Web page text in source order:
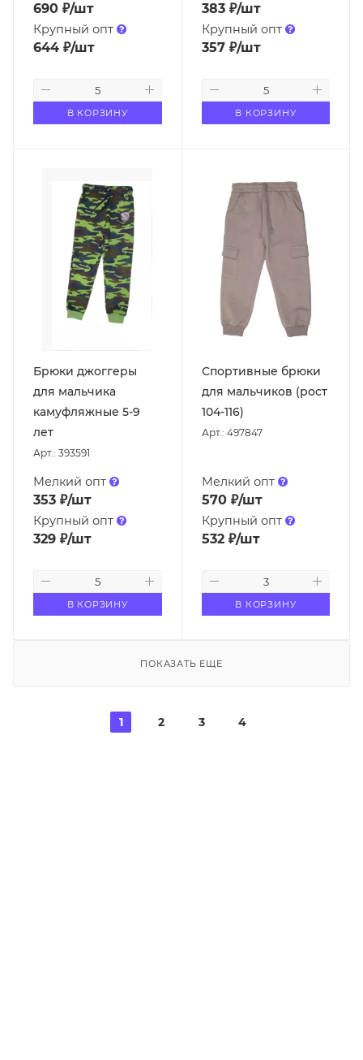
690 ₽/шт
Крупный опт
644 ₽/шт
В КОРЗИНУ
383₽/шт
Крупный опт
357₽/шт
В КОРЗИНУ
Брюки джоггеры
для мальчика
камуфляжные 5-9
лет
Арт.: 393591
Мелкий опт
353 ₽/шт
Крупный опт
329 ₽/шт
В КОРЗИНУ
Спортивные брюки
для мальчиков (рост
104-116)
Арт.: 497847
Мелкий опт
570₽/шт
Крупный опт
532₽/шт
В КОРЗИНУ
ПОКАЗАТЬ ЕЩЕ
1 2 3 4